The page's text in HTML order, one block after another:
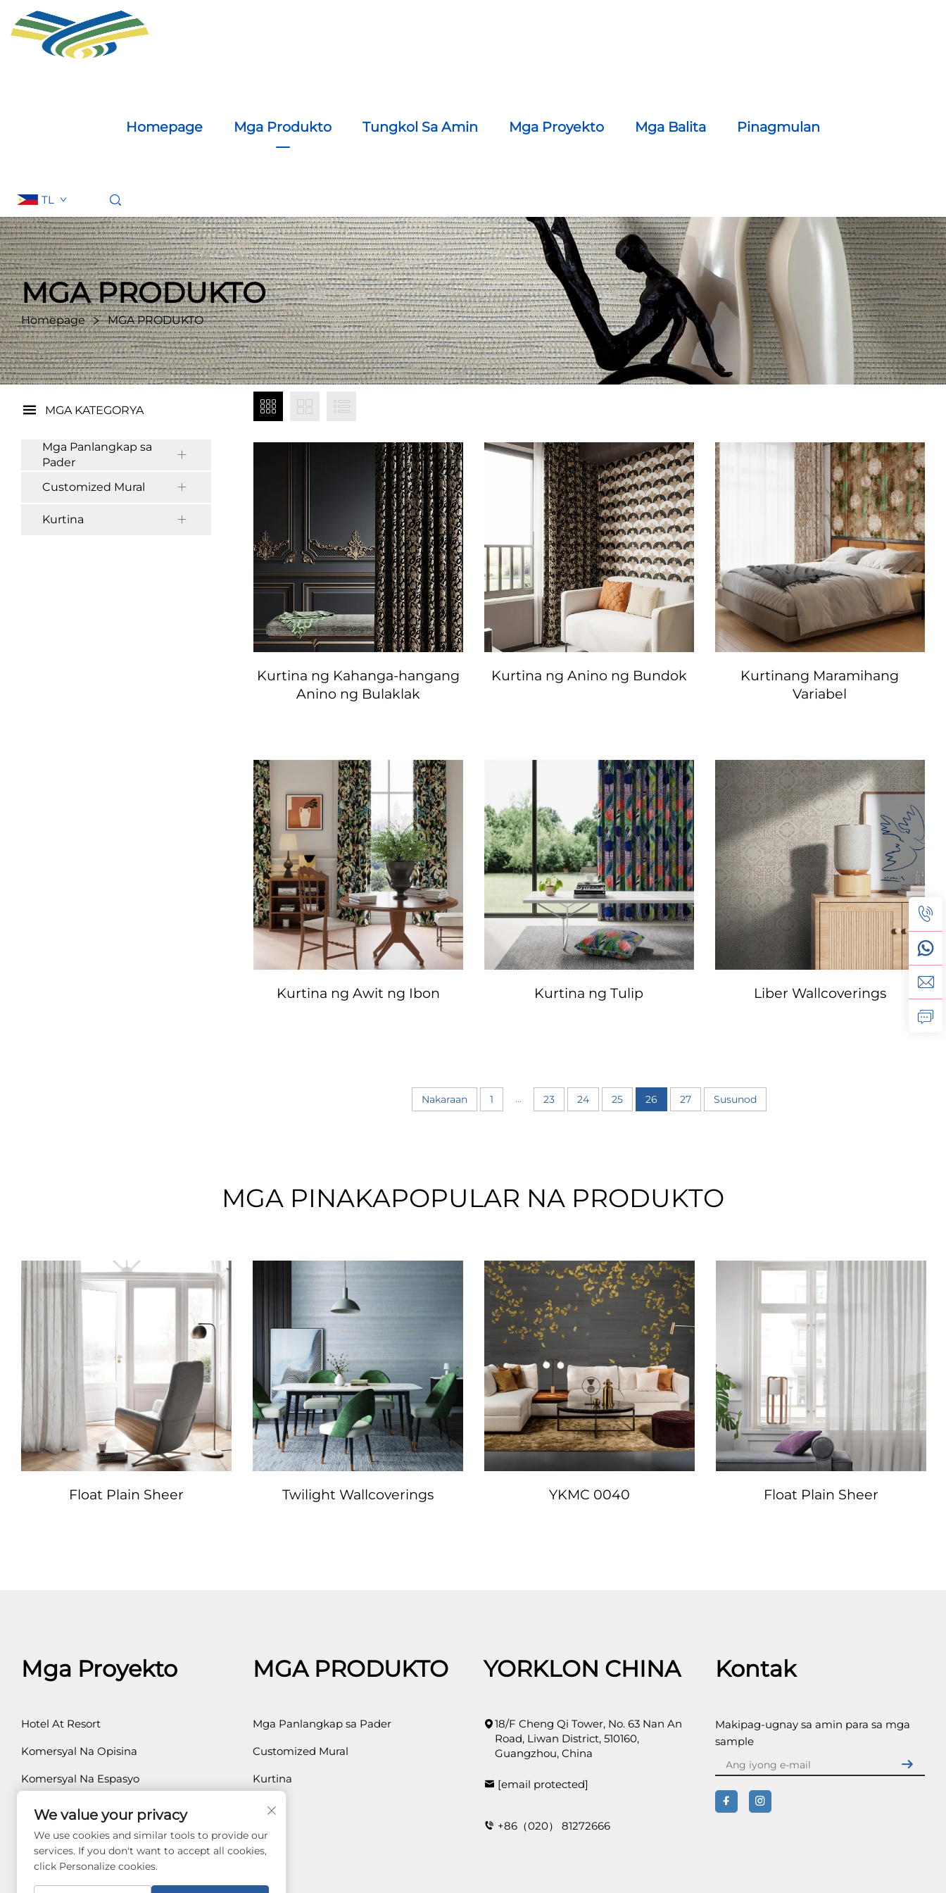
Homepage Mga Produkto Tungkol Sa Amin Mga Proyekto Mga Balita Pinagmulan
Magbigay Ng Kontak Sa Amin
TL
MGA PRODUKTO
Homepage MGA PRODUKTO
MGA KATEGORYA
Mga Panlangkap sa
Pader
Customized Mural
Kurtina
Kurtina ng Kahanga-hangang
Anino ng Bulaklak
Kurtina ng Anino ng Bundok
Kurtinang Maramihang
Variabel
Kurtina ng Awit ng Ibon Kurtina ng Tulip Liber Wallcoverings
Nakaraan 1 ... 23 24 25 26 27 Susunod
MGA PINAKAPOPULAR NA PRODUKTO
Float Plain Sheer Twilight Wallcoverings YKMC 0040 Float Plain Sheer
Mga Proyekto
Hotel At Resort
Komersyal Na Opisina
Komersyal Na Espasyo
Pribadong Tahanan
Pangkalusugan
MGA PRODUKTO
Mga Panlangkap sa Pader
Customized Mural
Kurtina
YORKLON CHINA
18/F Cheng Qi Tower, No. 63 Nan An
Road, Liwan District, 510160,
Guangzhou, China
[email protected]
+86（020） 81272666
Kontak
Makipag-ugnay sa amin para sa mga
sample
We value your privacy
We use cookies and similar tools to provide our
services. If you don't want to accept all cookies,
click Personalize cookies.